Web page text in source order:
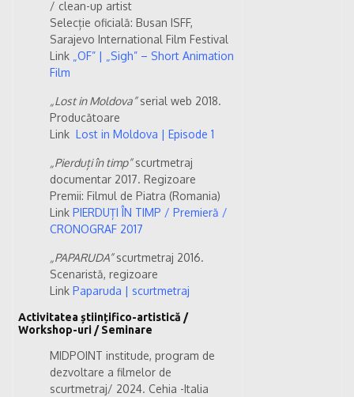
/ clean-up artist
Selecție oficială: Busan ISFF,
Sarajevo International Film Festival
Link „OF” | „Sigh” – Short Animation
Film
„Lost in Moldova”serial web 2018.
Producătoare
Link Lost in Moldova | Episode 1
„Pierduți în timp”scurtmetraj
documentar 2017. Regizoare
Premii: Filmul de Piatra (Romania)
LinkPIERDUȚI ÎN TIMP / Premieră /
CRONOGRAF 2017
„PAPARUDA”scurtmetraj 2016.
Scenaristă, regizoare
LinkPaparuda | scurtmetraj
Activitatea științifico-artistică /
Workshop-uri / Seminare
MIDPOINT institude, program de
dezvoltare a filmelor de
scurtmetraj/ 2024. Cehia -Italia